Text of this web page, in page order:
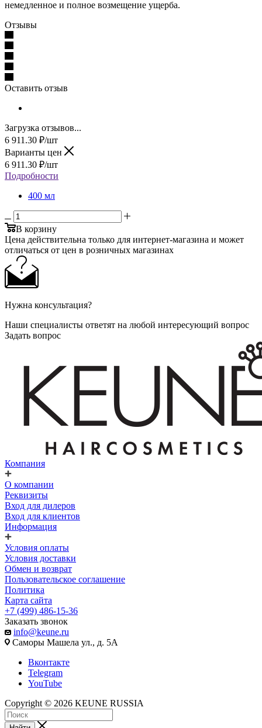
немедленное и полное возмещение ущерба.
Отзывы
Оставить отзыв
Загрузка отзывов...
6 911.30 ₽/шт
Варианты цен
6 911.30 ₽/шт
Подробности
400 мл
В корзину
Цена действительна только для интернет-магазина и может
отличаться от цен в розничных магазинах
Нужна консультация?
Наши специалисты ответят на любой интересующий вопрос
Задать вопрос
Компания
О компании
Реквизиты
Вход для дилеров
Вход для клиентов
Информация
Условия оплаты
Условия доставки
Обмен и возврат
Пользовательское соглашение
Политика
Карта сайта
+7 (499) 486-15-36
Заказать звонок
info@keune.ru
Саморы Машела ул., д. 5А
Вконтакте
Telegram
YouTube
Copyright © 2026 KEUNE RUSSIA